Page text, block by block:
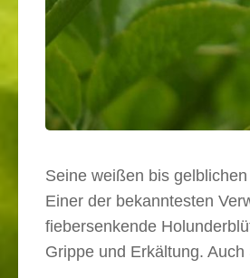
Seine weißen bis
Einer der bekanntesten
fiebersenkende
Grippe und Erkältung.